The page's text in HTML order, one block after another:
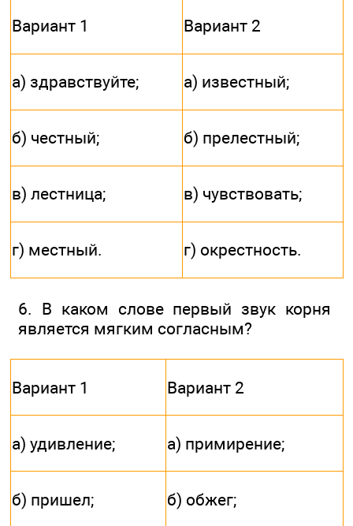
Вариант 1 Вариант 2
а) здравствуйте; а) известный;
б) честный; б) прелестный;
в) лестница; в) чувствовать;
г) местный. г) окрестность.
6. В каком слове первый звук корня
является мягким согласным?
Вариант 1 Вариант 2
а) удивление; а) примирение;
б) пришел; б) обжег;